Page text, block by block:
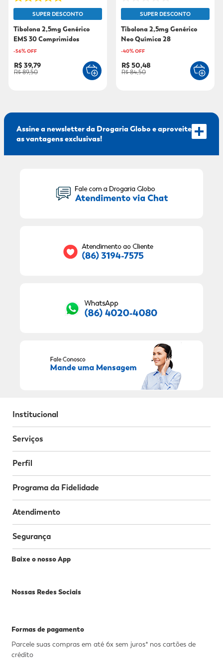
9º
fralda xg
10 º shampoo
SUPER DESCONTO
Tibolona 2,5mg Genérico
EMS 30 Comprimidos
-56% OFF
R$ 39,79
R$ 89,50
SUPER DESCONTO
Tibolona 2,5mg Genérico
Neo Química 28
Comprimidos
-40% OFF
R$ 50,48
R$ 84,50
Assine a newsletter da Drogaria Globo e aproveite
as vantagens exclusivas!
Institucional
Serviços
Perfil
Programa da Fidelidade
Atendimento
Segurança
Baixe o nosso App
Nossas Redes Sociais
Formas de pagamento
Parcele suas compras em até 6x sem juros* nos cartões de
crédito